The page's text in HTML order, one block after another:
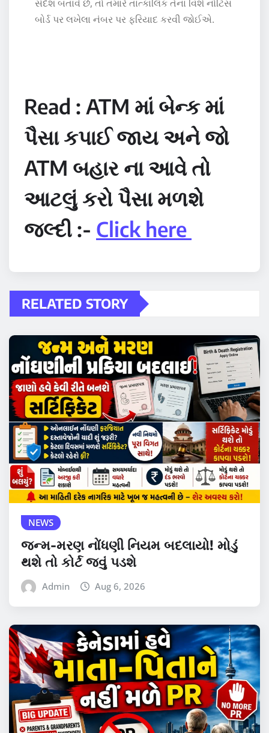
સંદેશ બતાવે છે, તો તમારે તાત્કાલિક તેના વિશે નોટિસ
બોર્ડ પર લખેલા નંબર પર ફરિયાદ કરવી જોઈએ.
Read : ATM માં ​​બેન્ક માં
પૈસા કપાઈ જાય અને જો
ATM બહાર ના આવે તો
આટલું કરો પૈસા મળશે
જલ્દી :- Click here
RELATED STORY
NEWS
જન્મ-મરણ નોંધણી નિયમ બદલાયો! મોડું
થશે તો કોર્ટ જવું પડશે
Admin Aug 6, 2026